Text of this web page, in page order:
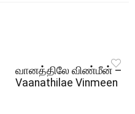
வானத்திலே விண்மீன் –
Vaanathilae Vinmeen